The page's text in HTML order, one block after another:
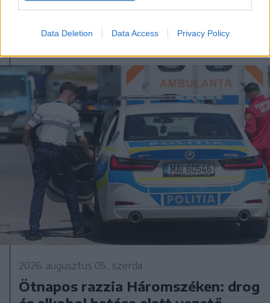
Data Deletion Data Access Privacy Policy
2026. augusztus 05., szerda
Ötnapos razzia Háromszéken: drog